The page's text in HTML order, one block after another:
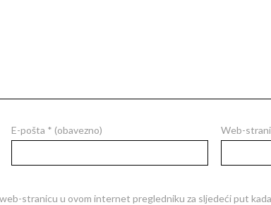
E-pošta * (obavezno) Web-
stranicu u ovom internet pregledniku za sljedeći put